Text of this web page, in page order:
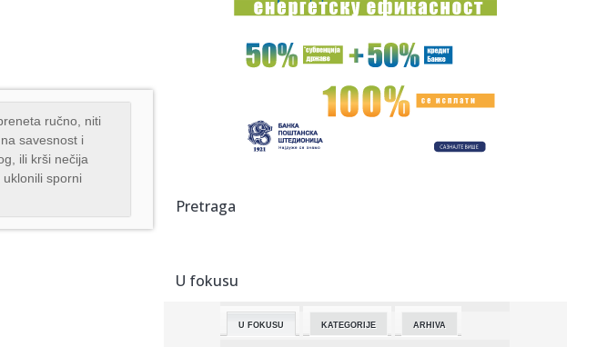
ručno, niti
savesnost i
ili krši nečija
sporni
21:49:Bez struje u petak u Zagužanu
Kineski Luxeed RX izgleda kao kombinacija Ferrari
21:43:Madona i Kajli Minog objavljuju prvu zajedničku pesmu
21:41:
21:40:
Beograd spreman za rat bez rukavica – stižu svetski
Pretraga
U fokusu
U FOKUSU KATEGORIJE ARHIVA